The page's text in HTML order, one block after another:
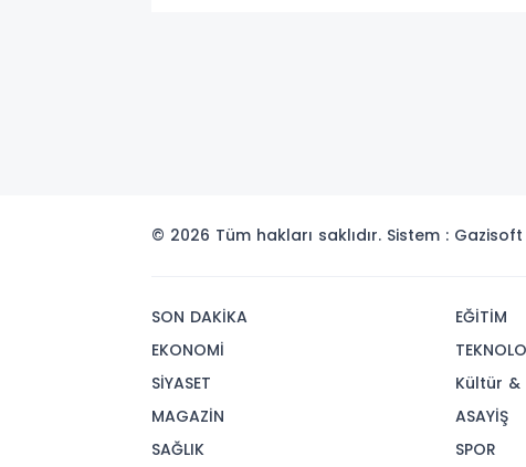
© 2026 Tüm hakları saklıdır. Sistem : Gazisoft
SON DAKİKA
EKONOMİ
SİYASET
MAGAZİN
SAĞLIK
EĞİTİM
Kültür &
ASAYİŞ
SPOR